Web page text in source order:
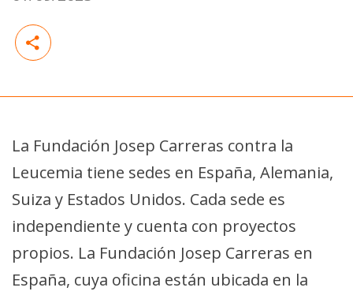
La Fundación Josep Carreras contra la
Leucemia tiene sedes en España, Alemania,
Suiza y Estados Unidos. Cada sede es
independiente y cuenta con proyectos
propios. La Fundación Josep Carreras en
España, cuya oficina están ubicada en la